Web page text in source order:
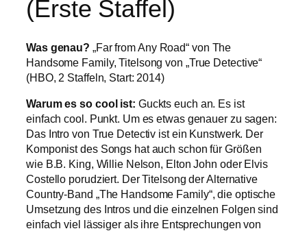
(Erste Staffel)
Was genau?
„Far from Any Road“ von The
Handsome Family, Titelsong von „True Detective“
(HBO, 2 Staffeln, Start: 2014)
Warum es so cool ist: Guckts euch an. Es ist
einfach cool. Punkt. Um es etwas genauer zu sagen:
Das Intro von True Detectiv ist ein Kunstwerk. Der
Komponist des Songs hat auch schon für Größen
wie B.B. King, Willie Nelson, Elton John oder Elvis
Costello porudziert. Der Titelsong der Alternative
Country-Band „The Handsome Family“, die optische
Umsetzung des Intros und die einzelnen Folgen sind
einfach viel lässiger als ihre Entsprechungen von